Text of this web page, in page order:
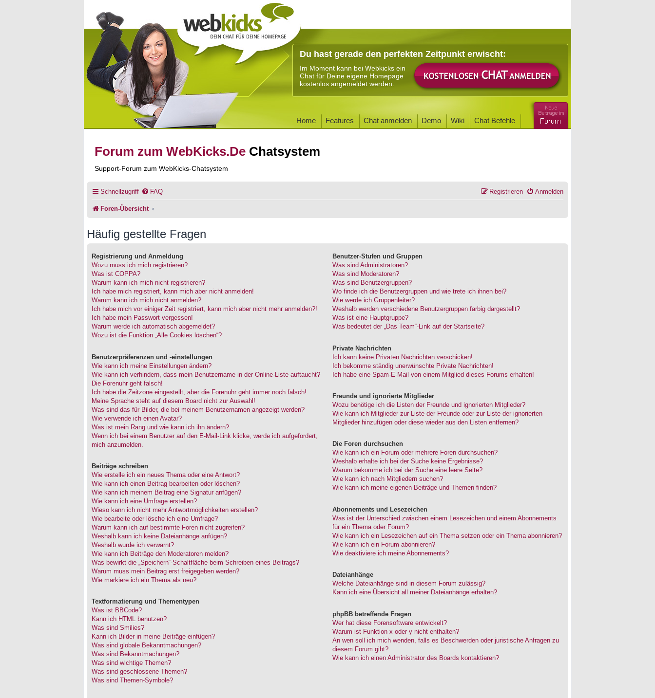
Du hast gerade den perfekten Zeitpunkt erwischt:
Im Moment kann bei Webkicks ein
Chat für Deine eigene Homepage
kostenlos angemeldet werden.
Home Features Chat anmelden Demo Wiki Chat Befehle
Forum zum WebKicks.De Chatsystem
Support-Forum zum WebKicks-Chatsystem
Schnellzugriff FAQ Anmelden
Registrieren
Foren-Übersicht
Häufig gestellte Fragen
Registrierung und Anmeldung
Wozu muss ich mich registrieren?
Was ist COPPA?
Warum kann ich mich nicht registrieren?
Ich habe mich registriert, kann mich aber nicht anmelden!
Warum kann ich mich nicht anmelden?
Ich habe mich vor einiger Zeit registriert, kann mich aber nicht mehr anmelden?!
Ich habe mein Passwort vergessen!
Warum werde ich automatisch abgemeldet?
Wozu ist die Funktion „Alle Cookies löschen“?
Benutzerpräferenzen und -einstellungen
Wie kann ich meine Einstellungen ändern?
Wie kann ich verhindern, dass mein Benutzername in der Online-Liste auftaucht?
Die Forenuhr geht falsch!
Ich habe die Zeitzone eingestellt, aber die Forenuhr geht immer noch falsch!
Meine Sprache steht auf diesem Board nicht zur Auswahl!
Was sind das für Bilder, die bei meinem Benutzernamen angezeigt werden?
Wie verwende ich einen Avatar?
Was ist mein Rang und wie kann ich ihn ändern?
Wenn ich bei einem Benutzer auf den E-Mail-Link klicke, werde ich aufgefordert,
mich anzumelden.
Beiträge schreiben
Wie erstelle ich ein neues Thema oder eine Antwort?
Wie kann ich einen Beitrag bearbeiten oder löschen?
Wie kann ich meinem Beitrag eine Signatur anfügen?
Wie kann ich eine Umfrage erstellen?
Wieso kann ich nicht mehr Antwortmöglichkeiten erstellen?
Wie bearbeite oder lösche ich eine Umfrage?
Warum kann ich auf bestimmte Foren nicht zugreifen?
Weshalb kann ich keine Dateianhänge anfügen?
Weshalb wurde ich verwarnt?
Wie kann ich Beiträge den Moderatoren melden?
Was bewirkt die „Speichern“-Schaltfläche beim Schreiben eines Beitrags?
Warum muss mein Beitrag erst freigegeben werden?
Wie markiere ich ein Thema als neu?
Textformatierung und Thementypen
Was ist BBCode?
Kann ich HTML benutzen?
Was sind Smilies?
Kann ich Bilder in meine Beiträge einfügen?
Was sind globale Bekanntmachungen?
Was sind Bekanntmachungen?
Was sind wichtige Themen?
Was sind geschlossene Themen?
Was sind Themen-Symbole?
Benutzer-Stufen und Gruppen
Was sind Administratoren?
Was sind Moderatoren?
Was sind Benutzergruppen?
Wo finde ich die Benutzergruppen und wie trete ich ihnen bei?
Wie werde ich Gruppenleiter?
Weshalb werden verschiedene Benutzergruppen farbig dargestellt?
Was ist eine Hauptgruppe?
Was bedeutet der „Das Team“-Link auf der Startseite?
Private Nachrichten
Ich kann keine Privaten Nachrichten verschicken!
Ich bekomme ständig unerwünschte Private Nachrichten!
Ich habe eine Spam-E-Mail von einem Mitglied dieses Forums erhalten!
Freunde und ignorierte Mitglieder
Wozu benötige ich die Listen der Freunde und ignorierten Mitglieder?
Wie kann ich Mitglieder zur Liste der Freunde oder zur Liste der ignorierten
Mitglieder hinzufügen oder diese wieder aus den Listen entfernen?
Die Foren durchsuchen
Wie kann ich ein Forum oder mehrere Foren durchsuchen?
Weshalb erhalte ich bei der Suche keine Ergebnisse?
Warum bekomme ich bei der Suche eine leere Seite?
Wie kann ich nach Mitgliedern suchen?
Wie kann ich meine eigenen Beiträge und Themen finden?
Abonnements und Lesezeichen
Was ist der Unterschied zwischen einem Lesezeichen und einem Abonnements
für ein Thema oder Forum?
Wie kann ich ein Lesezeichen auf ein Thema setzen oder ein Thema abonnieren?
Wie kann ich ein Forum abonnieren?
Wie deaktiviere ich meine Abonnements?
Dateianhänge
Welche Dateianhänge sind in diesem Forum zulässig?
Kann ich eine Übersicht all meiner Dateianhänge erhalten?
phpBB betreffende Fragen
Wer hat diese Forensoftware entwickelt?
Warum ist Funktion x oder y nicht enthalten?
An wen soll ich mich wenden, falls es Beschwerden oder juristische Anfragen zu
diesem Forum gibt?
Wie kann ich einen Administrator des Boards kontaktieren?